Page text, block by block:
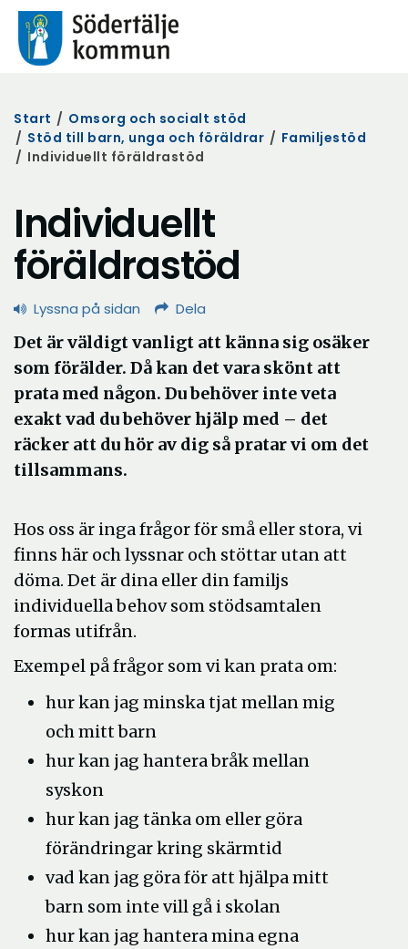
Start / Omsorg och socialt stöd
/ Stöd till barn, unga och föräldrar / Familjestöd
/ Individuellt föräldrastöd
Individuellt
föräldrastöd
Lyssna på sidan Dela
Det är väldigt vanligt att känna sig osäker
som förälder. Då kan det vara skönt att
prata med någon. Du behöver inte veta
exakt vad du behöver hjälp med – det
räcker att du hör av dig så pratar vi om det
tillsammans.
Hos oss är inga frågor för små eller stora, vi
finns här och lyssnar och stöttar utan att
döma. Det är dina eller din familjs
individuella behov som stödsamtalen
formas utifrån.
Exempel på frågor som vi kan prata om:
hur kan jag minska tjat mellan mig
och mitt barn
hur kan jag hantera bråk mellan
syskon
hur kan jag tänka om eller göra
förändringar kring skärmtid
vad kan jag göra för att hjälpa mitt
barn som inte vill gå i skolan
hur kan jag hantera mina egna